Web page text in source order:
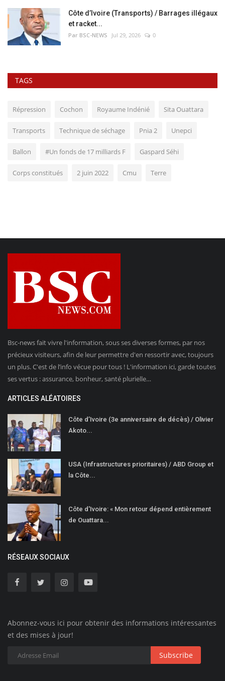
Côte d’Ivoire (Transports) / Barrages illégaux
et racket...
Par BSC-NEWS Jul 29, 2026 0
TAGS
Répression Cochon Royaume Indénié Sita Ouattara
Transports Technique de séchage Pnia 2 Unepci
Ballon #Un fonds de 17 milliards F Gaspard Séhi
Corps constitués 2 juin 2022 Cmu Terre
Bsc-news fait vivre l'information, sous ses diverses formes, par nos
précieux visiteurs, afin de leur permettre d'en ressortir avec, toujours
un plus. C'est de l’info vécue pour tous ! L'information ici, garde toutes
ses vertus : assurance, bonheur, santé plurielle…
ARTICLES ALÉATOIRES
Côte d’Ivoire (3e anniversaire de décès) / Olivier
Akoto...
USA (Infrastructures prioritaires) / ABD Group et
la Côte...
Côte d'Ivoire: « Mon retour dépend entièrement
de Ouattara...
RÉSEAUX SOCIAUX
Abonnez-vous ici pour obtenir des informations intéressantes
et des mises à jour!
Subscribe